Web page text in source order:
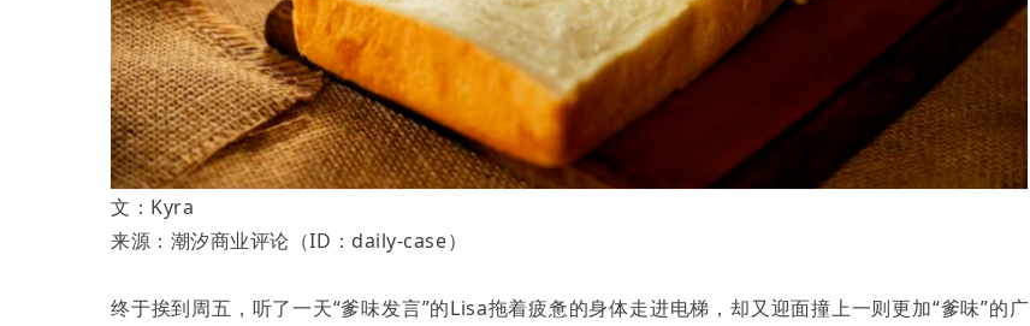
文：Kyra
来源：潮汐商业评论（ID：daily-case）
终于挨到周五，听了一天“爹味发言”的Lisa拖着疲惫的身体走进电梯，却又迎面撞上一则更加“爹味”的广